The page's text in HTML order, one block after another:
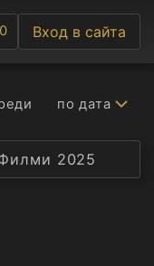
0 Вход в сайта
по дата
Актьор
2025